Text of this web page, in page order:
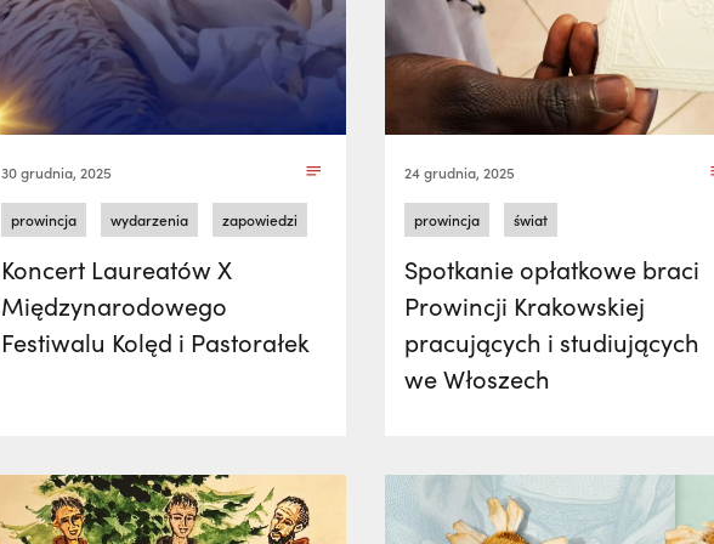
30 grudnia, 2025
prowincja wydarzenia zapowiedzi
Koncert Laureatów X
Międzynarodowego
Festiwalu Kolęd i Pastorałek
24 grudnia, 2025
prowincja świat
Spotkanie opłatkowe braci
Prowincji Krakowskiej
pracujących i studiujących
we Włoszech